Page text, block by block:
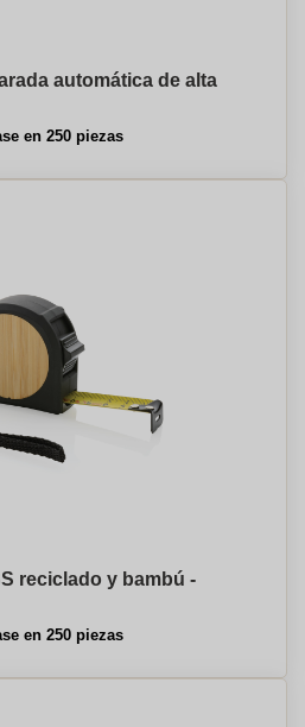
automática de alta
en 250 piezas
reciclado y bambú -
en 250 piezas